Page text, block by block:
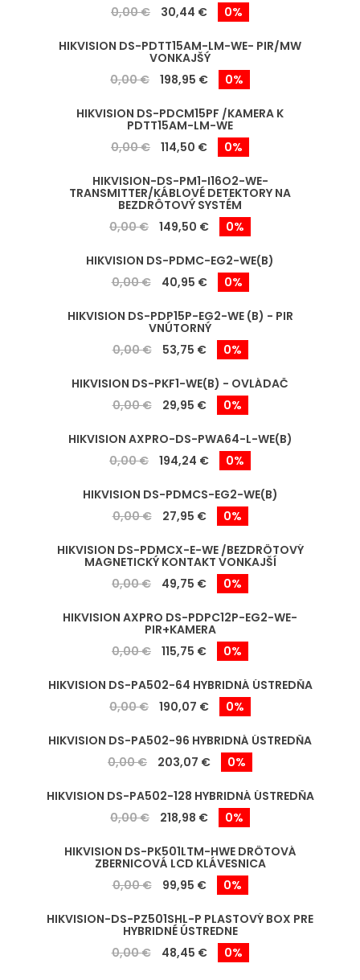
0,00 €
30,44 € 0%
HIKVISION DS-PDTT15AM-LM-WE- PIR/MW
VONKAJŠÝ
0,00 €
198,95 € 0%
HIKVISION DS-PDCM15PF /KAMERA K
PDTT15AM-LM-WE
0,00 €
114,50 € 0%
HIKVISION-DS-PM1-I16O2-WE-
TRANSMITTER/KÁBLOVÉ DETEKTORY NA
BEZDRÔTOVÝ SYSTÉM
0,00 €
149,50 € 0%
HIKVISION DS-PDMC-EG2-WE(B)
0,00 €
40,95 € 0%
HIKVISION DS-PDP15P-EG2-WE (B) - PIR
VNÚTORNÝ
0,00 €
53,75 € 0%
HIKVISION DS-PKF1-WE(B) - OVLÁDAČ
0,00 €
29,95 € 0%
HIKVISION AXPRO-DS-PWA64-L-WE(B)
0,00 €
194,24 € 0%
HIKVISION DS-PDMCS-EG2-WE(B)
0,00 €
27,95 € 0%
HIKVISION DS-PDMCX-E-WE /BEZDRÔTOVÝ
MAGNETICKÝ KONTAKT VONKAJŠÍ
0,00 €
49,75 € 0%
HIKVISION AXPRO DS-PDPC12P-EG2-WE-
PIR+KAMERA
0,00 €
115,75 € 0%
HIKVISION DS-PA502-64 HYBRIDNÁ ÚSTREDŇA
0,00 €
190,07 € 0%
HIKVISION DS-PA502-96 HYBRIDNÁ ÚSTREDŇA
0,00 €
203,07 € 0%
HIKVISION DS-PA502-128 HYBRIDNÁ ÚSTREDŇA
0,00 €
218,98 € 0%
HIKVISION DS-PK501LTM-HWE DRÔTOVÁ
ZBERNICOVÁ LCD KLÁVESNICA
0,00 €
99,95 € 0%
HIKVISION-DS-PZ501SHL-P PLASTOVÝ BOX PRE
HYBRIDNÉ ÚSTREDNE
0,00 €
48,45 € 0%